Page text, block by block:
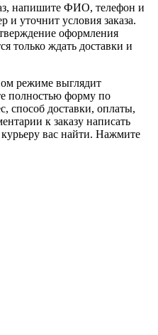
напишите ФИО, телефон и
и уточнит условия заказа.
оформления
только ждать доставки и
режиме выглядит
полностью форму по
способ доставки, оплаты,
к заказу написать
вас найти. Нажмите